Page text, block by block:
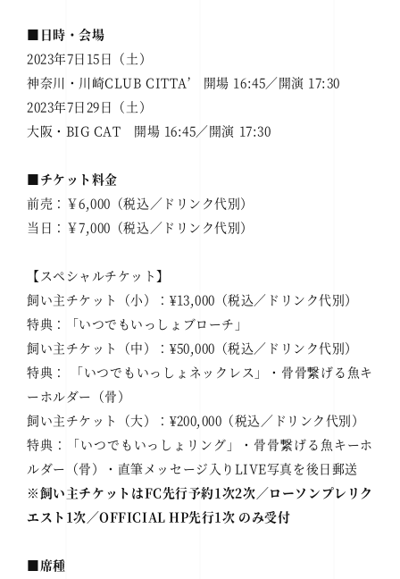
■ 日時・会場
2023年7日15日（土）
神奈川・川崎CLUB CITTA’ 開場 16:45／開演 17:30
2023年7日29日（土）
大阪・BIG CAT 開場 16:45／開演 17:30
■チケット料金
前売：￥6,000（税込／ドリンク代別）
当日：￥7,000（税込／ドリンク代別）
【スペシャルチケット】
飼い主チケット（小）：¥13,000（税込／ドリンク代別）
特典：「いつでもいっしょブローチ」
飼い主チケット（中）：¥50,000（税込／ドリンク代別）
特典： 「いつでもいっしょネックレス」・骨骨繋げる魚キ
ーホルダー（骨）
飼い主チケット（大）：¥200,000（税込／ドリンク代別）
特典：「いつでもいっしょリング」・骨骨繋げる魚キーホ
ルダー（骨）・直筆メッセージ入りLIVE写真を後日郵送
※飼い主チケットはFC先行予約1次2次／ローソンプレリク
エスト1次／OFFICIAL HP先行1次 のみ受付
■席種